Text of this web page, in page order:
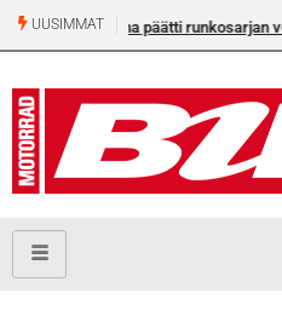
UUSIMMAT
voittoputkeen
Älä missaa tämän